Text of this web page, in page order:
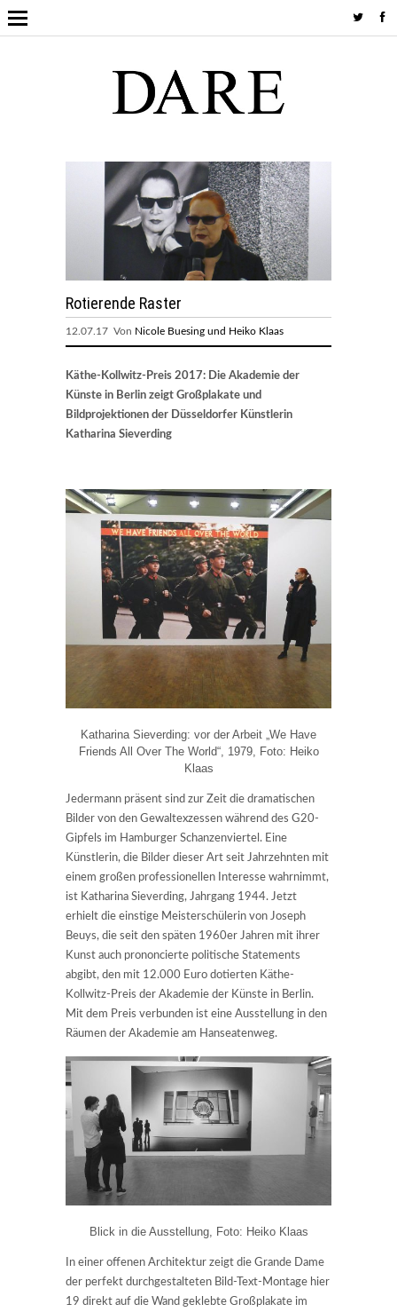
Rotierende Raster
12.07.17 Von Nicole Buesing und Heiko Klaas
Käthe-Kollwitz-Preis 2017: Die Akademie der
Künste in Berlin zeigt Großplakate und
Bildprojektionen der Düsseldorfer Künstlerin
Katharina Sieverding
Katharina Sieverding: vor der Arbeit „We Have
Friends All Over The World“, 1979, Foto: Heiko
Klaas
Jedermann präsent sind zur Zeit die dramatischen
Bilder von den Gewaltexzessen während des G20-
Gipfels im Hamburger Schanzenviertel. Eine
Künstlerin, die Bilder dieser Art seit Jahrzehnten mit
einem großen professionellen Interesse wahrnimmt,
ist Katharina Sieverding, Jahrgang 1944. Jetzt
erhielt die einstige Meisterschülerin von Joseph
Beuys, die seit den späten 1960er Jahren mit ihrer
Kunst auch prononcierte politische Statements
abgibt, den mit 12.000 Euro dotierten Käthe-
Kollwitz-Preis der Akademie der Künste in Berlin.
Mit dem Preis verbunden ist eine Ausstellung in den
Räumen der Akademie am Hanseatenweg.
Blick in die Ausstellung, Foto: Heiko Klaas
In einer offenen Architektur zeigt die Grande Dame
der perfekt durchgestalteten Bild-Text-Montage hier
19 direkt auf die Wand geklebte Großplakate im